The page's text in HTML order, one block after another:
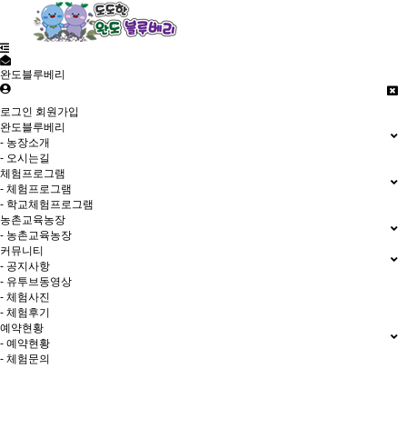
완도블루베리
로그인 회원가입
완도블루베리
- 농장소개
- 오시는길
체험프로그램
- 체험프로그램
- 학교체험프로그램
농촌교육농장
- 농촌교육농장
커뮤니티
- 공지사항
- 유투브동영상
- 체험사진
- 체험후기
예약현황
- 예약현황
- 체험문의